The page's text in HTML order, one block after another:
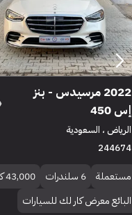
2022 مرسيدس - بنز
إس 450
الرياض ، السعودية
244674
مستعملة 6 سلندرات
43,000 كم
البائع معرض كار لك للسيارات